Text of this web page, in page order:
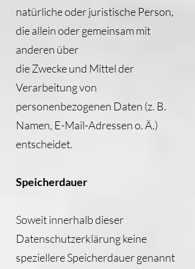
natürliche oder juristische Person,
die allein oder gemeinsam mit
anderen über
die Zwecke und Mittel der
Verarbeitung von
personenbezogenen Daten (z. B.
Namen, E-Mail-Adressen o. Ä.)
entscheidet.
Speicherdauer
Soweit innerhalb dieser
Datenschutzerklärung keine
speziellere Speicherdauer genannt